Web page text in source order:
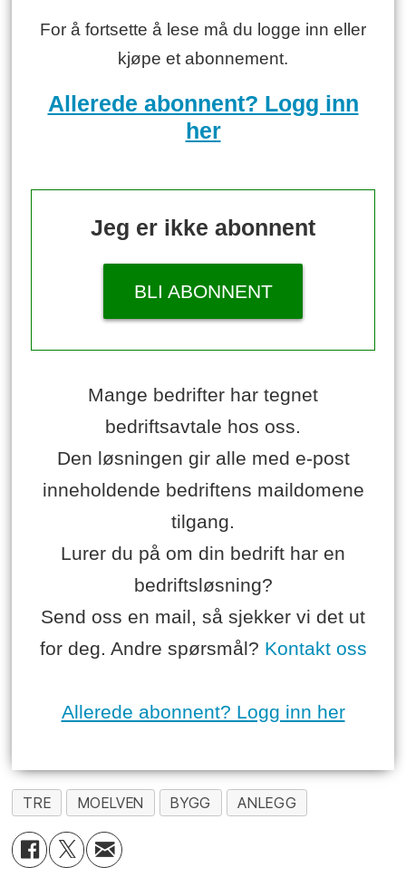
For å fortsette å lese må du logge inn eller
kjøpe et abonnement.
Allerede abonnent? Logg inn
her
Jeg er ikke abonnent
BLI ABONNENT
Mange bedrifter har tegnet
bedriftsavtale hos oss.
Den løsningen gir alle med e-post
inneholdende bedriftens maildomene
tilgang.
Lurer du på om din bedrift har en
bedriftsløsning?
Send oss en mail, så sjekker vi det ut
for deg. Andre spørsmål? Kontakt oss
Allerede abonnent? Logg inn her
TRE MOELVEN BYGG ANLEGG